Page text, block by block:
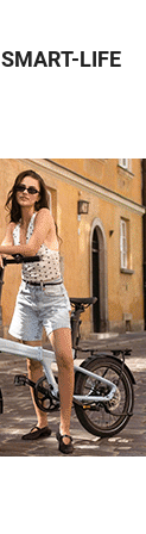
SMART-LIFE